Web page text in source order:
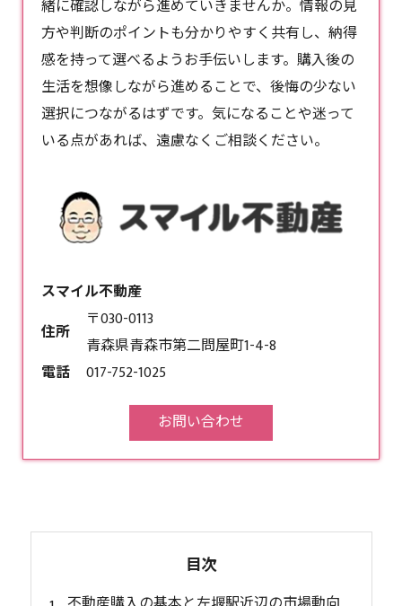
緒に確認しながら進めていきませんか。情報の見
方や判断のポイントも分かりやすく共有し、納得
感を持って選べるようお手伝いします。購入後の
生活を想像しながら進めることで、後悔の少ない
選択につながるはずです。気になることや迷って
いる点があれば、遠慮なくご相談ください。
スマイル不動産
住所
〒030-0113
青森県青森市第二問屋町1-4-8
電話
017-752-1025
お問い合わせ
目次